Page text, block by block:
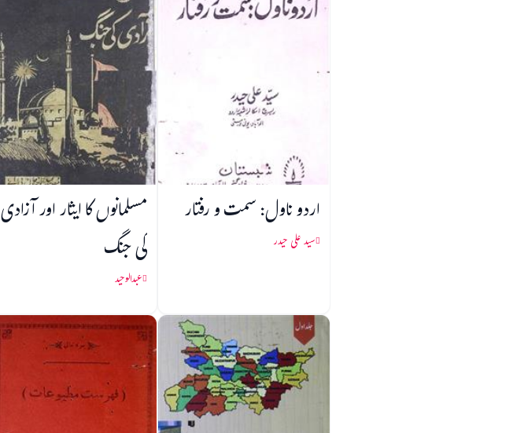
اردو ناول: سمت و رفتار
سید علی حیدر
مسلمانوں کا ایثار اور آزادی
کی جنگ
عبدالوحید